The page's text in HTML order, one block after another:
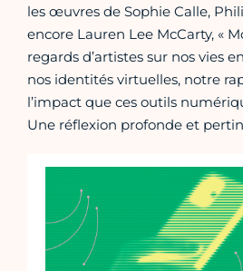
les œuvres de Sophie Calle,
encore Lauren Lee McCarty, «
regards d’artistes sur nos vies
nos identités virtuelles, notre
l’impact que ces outils
Une réflexion profonde et